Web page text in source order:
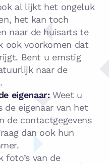
al lijkt het ongeluk
het kan toch
naar de huisarts te
ook voorkomen dat
Bent u ernstig
naar de
eigenaar:Weet u
de eigenaar van het
de contactgegevens
dan ook hun
foto’s van de